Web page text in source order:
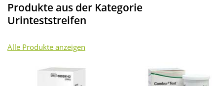
Produkte aus der Kategorie
Urinteststreifen
Alle Produkte anzeigen